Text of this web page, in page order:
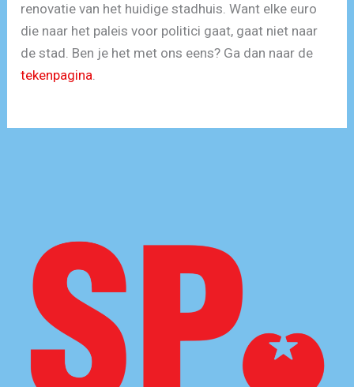
renovatie van het huidige stadhuis. Want elke euro
die naar het paleis voor politici gaat, gaat niet naar
de stad. Ben je het met ons eens? Ga dan naar de
tekenpagina.